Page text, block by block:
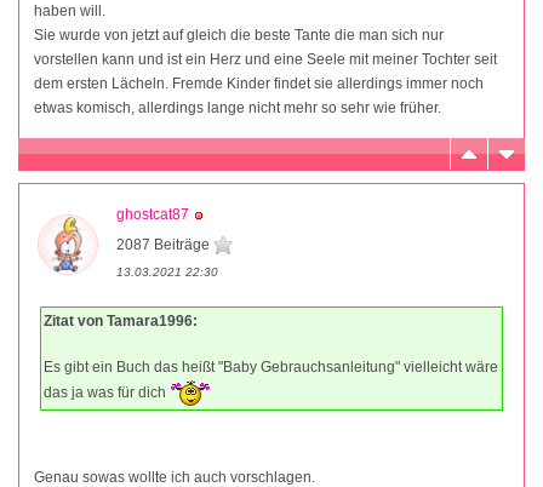
haben will.
Sie wurde von jetzt auf gleich die beste Tante die man sich nur
vorstellen kann und ist ein Herz und eine Seele mit meiner Tochter seit
dem ersten Lächeln. Fremde Kinder findet sie allerdings immer noch
etwas komisch, allerdings lange nicht mehr so sehr wie früher.
ghostcat87
2087 Beiträge
13.03.2021 22:30
Zitat von Tamara1996:
Es gibt ein Buch das heißt "Baby Gebrauchsanleitung" vielleicht wäre
das ja was für dich
Genau sowas wollte ich auch vorschlagen.